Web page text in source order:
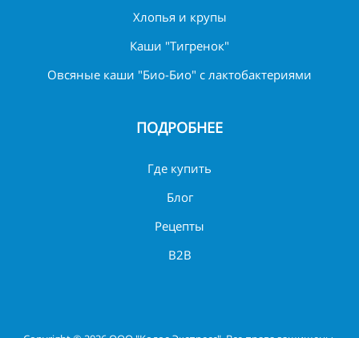
Хлопья и крупы
Каши "Тигренок"
Овсяные каши "Био-Био" с лактобактериями
ПОДРОБНЕЕ
Где купить
Блог
Рецепты
B2B